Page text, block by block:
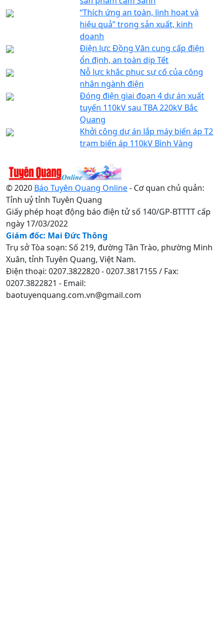
“Thích ứng an toàn, linh hoạt và
hiệu quả” trong sản xuất, kinh
doanh
Điện lực Đồng Văn cung cấp điện
ổn định, an toàn dịp Tết
Nỗ lực khắc phục sự cố của công
nhân ngành điện
Đóng điện giai đoạn 4 dự án xuất
tuyến 110kV sau TBA 220kV Bắc
Quang
Khởi công dự án lắp máy biến áp T2
trạm biến áp 110kV Bình Vàng
© 2020 Báo Tuyên Quang Online- Cơ quan chủ quản:
Tỉnh uỷ tỉnh Tuyên Quang
Giấy phép hoạt động báo điện tử số 140/GP-BTTTT cấp
ngày 17/03/2022
Giám đốc: Mai Đức Thông
Trụ sở Tòa soạn: Số 219, đường Tân Trào, phường Minh
Xuân, tỉnh Tuyên Quang, Việt Nam.
Điện thoại: 0207.3822820 - 0207.3817155 / Fax:
0207.3822821 - Email:
baotuyenquang.com.vn@gmail.com